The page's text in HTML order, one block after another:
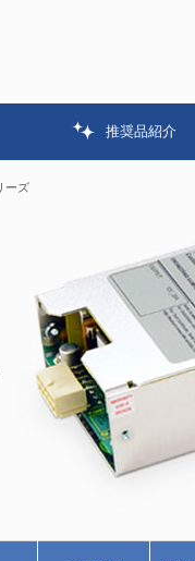
推奨品紹介
ーズ